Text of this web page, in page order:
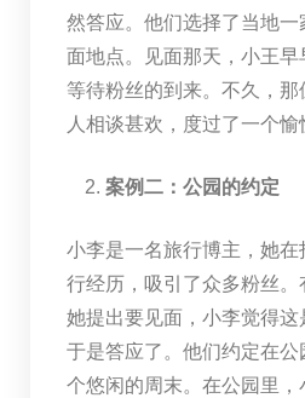
然答应。他们选择了当地
面地点。见面那天，小王早
等待粉丝的到来。不久，
人相谈甚欢，度过了一个愉
案例二：公园的约定
小李是一名旅行博主，她
行经历，吸引了众多粉丝。
她提出要见面，小李觉得这
于是答应了。他们约定在
个悠闲的周末。在公园里